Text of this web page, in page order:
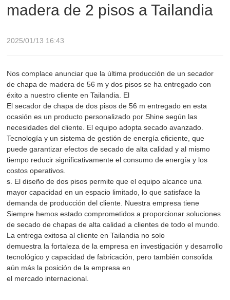
madera de 2 pisos a Tailandia
2025/01/13 16:43
Nos complace anunciar que la última producción de un secador
de chapa de madera de 56 m y dos pisos se ha entregado con
éxito a nuestro cliente en Tailandia. El
El secador de chapa de dos pisos de 56 m entregado en esta
ocasión es un producto personalizado por Shine según las
necesidades del cliente. El equipo adopta secado avanzado.
Tecnología y un sistema de gestión de energía eficiente, que
puede garantizar efectos de secado de alta calidad y al mismo
tiempo reducir significativamente el consumo de energía y los
costos operativos.
s. El diseño de dos pisos permite que el equipo alcance una
mayor capacidad en un espacio limitado, lo que satisface la
demanda de producción del cliente. Nuestra empresa tiene
Siempre hemos estado comprometidos a proporcionar soluciones
de secado de chapas de alta calidad a clientes de todo el mundo.
La entrega exitosa al cliente en Tailandia no solo
demuestra la fortaleza de la empresa en investigación y desarrollo
tecnológico y capacidad de fabricación, pero también consolida
aún más la posición de la empresa en
el mercado internacional.